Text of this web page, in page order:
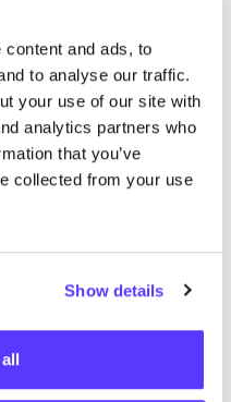
and ads, to
to analyse our traffic.
your use of our site with
analytics partners who
that you’ve
collected from your use
Show details